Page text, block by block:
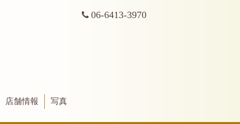
06-6413-3970
店舗情報 写真